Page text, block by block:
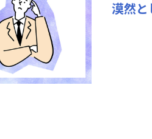
漠然と